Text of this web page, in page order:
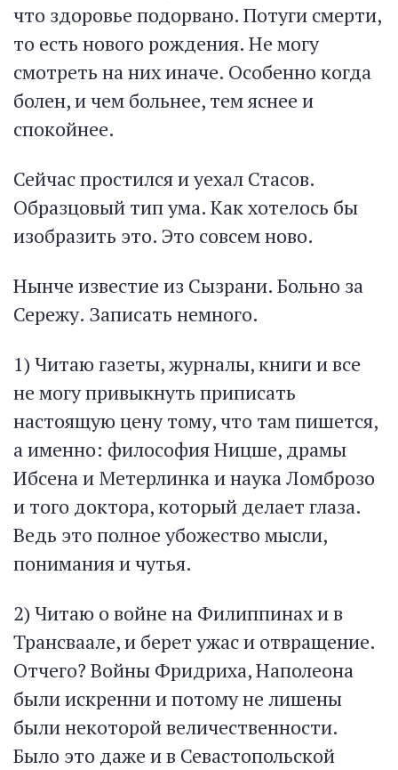
что здоровье подорвано. Потуги смерти,
то есть нового рождения. Не могу
смотреть на них иначе. Особенно когда
болен, и чем больнее, тем яснее и
спокойнее.
Сейчас простился и уехал Стасов.
Образцовый тип ума. Как хотелось бы
изобразить это. Это совсем ново.
Нынче известие из Сызрани. Больно за
Сережу. Записать немного.
1) Читаю газеты, журналы, книги и все
не могу привыкнуть приписать
настоящую цену тому, что там пишется,
а именно: философия Ницше, драмы
Ибсена и Метерлинка и наука Ломброзо
и того доктора, который делает глаза.
Ведь это полное убожество мысли,
понимания и чутья.
2) Читаю о войне на Филиппинах и в
Трансваале, и берет ужас и отвращение.
Отчего? Войны Фридриха, Наполеона
были искренни и потому не лишены
были некоторой величественности.
Было это даже и в Севастопольской